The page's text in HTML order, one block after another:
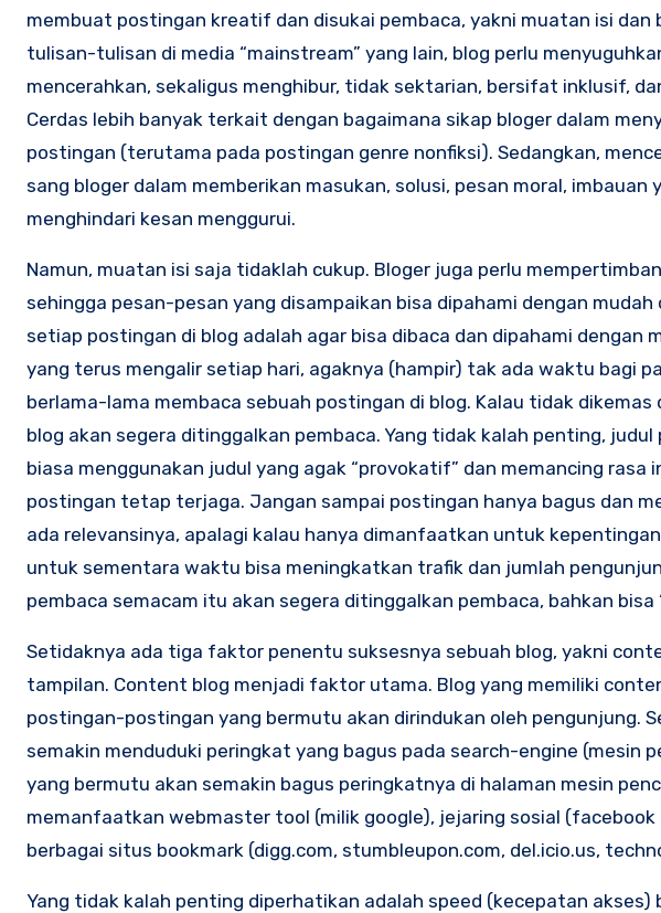
membuat postingan kreatif dan disukai pembaca, yakni muatan isi dan
tulisan-tulisan di media “mainstream” yang lain, blog perlu
mencerahkan, sekaligus menghibur, tidak sektarian, bersifat inklusif,
Cerdas lebih banyak terkait dengan bagaimana sikap bloger dalam
postingan (terutama pada postingan genre nonfiksi). Sedangkan,
sang bloger dalam memberikan masukan, solusi, pesan moral,
menghindari kesan menggurui.
Namun, muatan isi saja tidaklah cukup. Bloger juga perlu
sehingga pesan-pesan yang disampaikan bisa dipahami dengan
setiap postingan di blog adalah agar bisa dibaca dan dipahami dengan
yang terus mengalir setiap hari, agaknya (hampir) tak ada waktu bagi
berlama-lama membaca sebuah postingan di blog. Kalau tidak
blog akan segera ditinggalkan pembaca. Yang tidak kalah penting,
biasa menggunakan judul yang agak “provokatif” dan memancing
postingan tetap terjaga. Jangan sampai postingan hanya bagus dan
ada relevansinya, apalagi kalau hanya dimanfaatkan untuk
untuk sementara waktu bisa meningkatkan trafik dan jumlah
pembaca semacam itu akan segera ditinggalkan pembaca, bahkan bisa
Setidaknya ada tiga faktor penentu suksesnya sebuah blog, yakni
tampilan. Content blog menjadi faktor utama. Blog yang memiliki
postingan-postingan yang bermutu akan dirindukan oleh pengunjung.
semakin menduduki peringkat yang bagus pada search-engine (mesin
yang bermutu akan semakin bagus peringkatnya di halaman mesin
memanfaatkan webmaster tool (milik google), jejaring sosial
berbagai situs bookmark (digg.com, stumbleupon.com, del.icio.us,
Yang tidak kalah penting diperhatikan adalah speed (kecepatan akses)